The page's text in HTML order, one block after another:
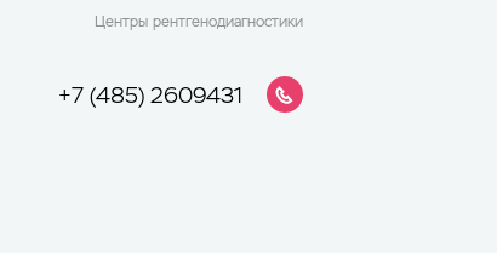
Центры рентгенодиагностики
+7 (485) 2609431